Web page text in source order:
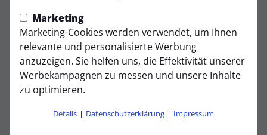
Marketing
Marketing-Cookies werden verwendet, um Ihnen
relevante und personalisierte Werbung
anzuzeigen. Sie helfen uns, die Effektivität unserer
Werbekampagnen zu messen und unsere Inhalte
zu optimieren.
Details | Datenschutzerklärung | Impressum
Die bisherigen Spieltage haben gezeigt, dass beide
Mannschaften sowohl offensiv als auch defensiv zu
den stärksten der Liga gehören. Mit einem
beeindruckenden Torverhältnis und
durchschlagskräftigem Angriffsspiel
konnten
sowohl der VfR als auch die SG Frechen bisher
überzeugen. Gleichzeitig präsentieren sich beide
Teams defensiv sehr stabil – Gegentore sind die